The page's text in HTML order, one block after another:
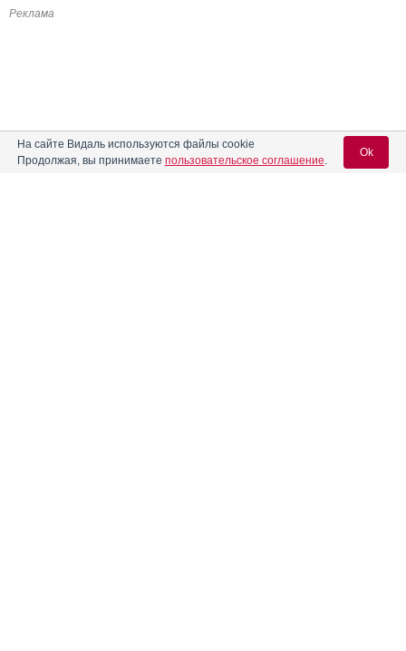
Реклама
На сайте Видаль используются файлы cookie
Продолжая, вы принимаете пользовательское соглашение.
Ok